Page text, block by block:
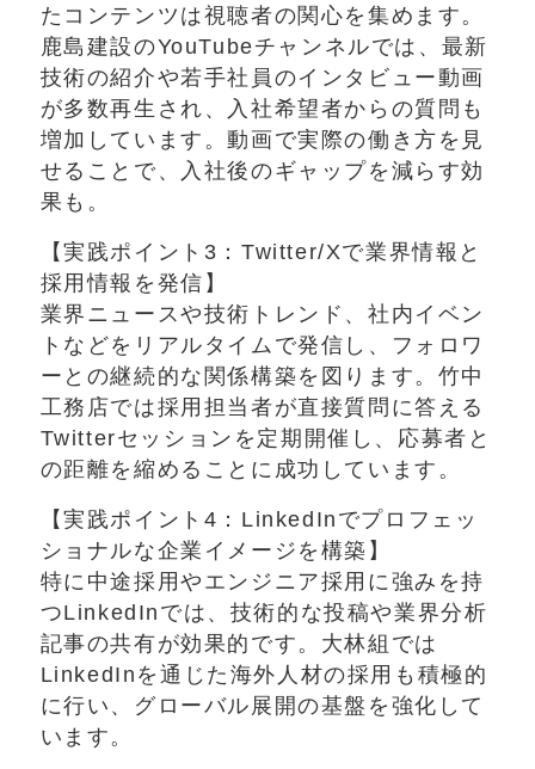
たコンテンツは視聴者の関心を集めます。
鹿島建設のYouTubeチャンネルでは、最新
技術の紹介や若手社員のインタビュー動画
が多数再生され、入社希望者からの質問も
増加しています。動画で実際の働き方を見
せることで、入社後のギャップを減らす効
果も。
【実践ポイント3：Twitter/Xで業界情報と
採用情報を発信】
業界ニュースや技術トレンド、社内イベン
トなどをリアルタイムで発信し、フォロワ
ーとの継続的な関係構築を図ります。竹中
工務店では採用担当者が直接質問に答える
Twitterセッションを定期開催し、応募者と
の距離を縮めることに成功しています。
【実践ポイント4：LinkedInでプロフェッ
ショナルな企業イメージを構築】
特に中途採用やエンジニア採用に強みを持
つLinkedInでは、技術的な投稿や業界分析
記事の共有が効果的です。大林組では
LinkedInを通じた海外人材の採用も積極的
に行い、グローバル展開の基盤を強化して
います。